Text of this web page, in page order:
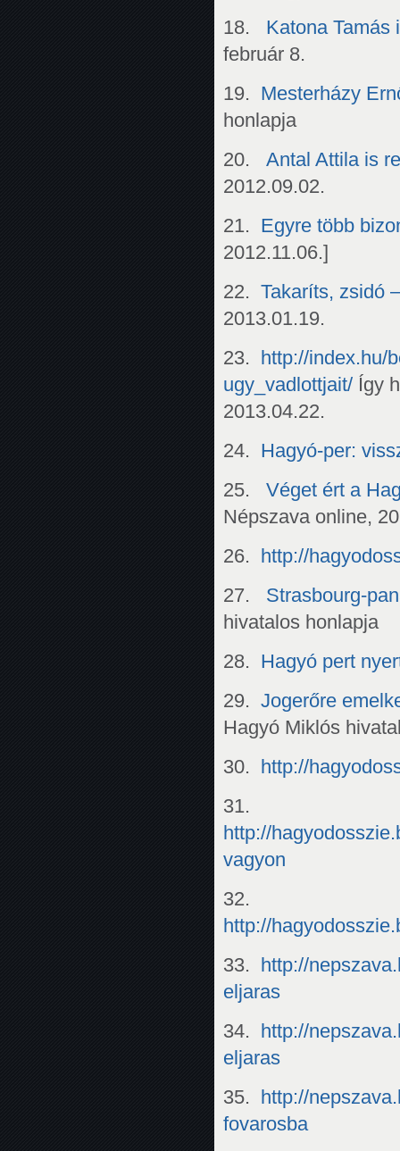
18. Katona Tamás
február 8.
19. Mesterházy
honlapja
20. Antal Attila is
2012.09.02.
21. Egyre több
2012.11.06.]
22. Takaríts, zsidó
2013.01.19.
23.
http://index.hu/
ugy_vadlottjait/ Így
2013.04.22.
24. Hagyó-per:
25. Véget ért a
Népszava online,
26.
http://
27. Strasbourg-
hivatalos honlapja
28. Hagyó pert
29. Jogerőre
Hagyó Miklós
30.
http://
31.
http://
vagyon
32.
http://
33.
http://
eljaras
34.
http://
eljaras
35.
http://
fovarosba